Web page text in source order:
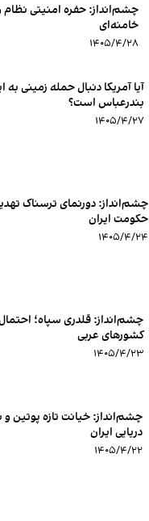
چشم‌انداز: حفره امنیتی
خامنه‌ای
۱۴۰۵/۴/۲۸
آیا آمریکا دنبال حمله زمینی به
بندرعباس است؟
۱۴۰۵/۴/۲۷
چشم‌انداز: دورنمای ترسناک
حکومت ایران
۱۴۰۵/۴/۲۴
چشم‌انداز:‌ قلدری سپاه؛
کشورهای عربی
۱۴۰۵/۴/۲۳
چشم‌انداز: خیانت تازه پوتین
دریایی ایران
۱۴۰۵/۴/۲۲